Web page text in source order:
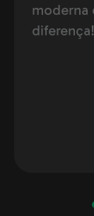
moderna
diferença!